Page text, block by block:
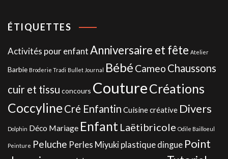
ÉTIQUETTES
Activités pour enfantAnniversaire et fête Atelier
Barbie Broderie Tradi Bullet Journal Bébé Cameo Chaussons
cuir et tissu concours CoutureCréations
CoccylineCré Enfantin Cuisine créative Divers
Dolphin Déco Mariage Enfant Laëtibricole Odile Bailloeul
Peinture Peluche Perles Miyuki plastique dingue Point